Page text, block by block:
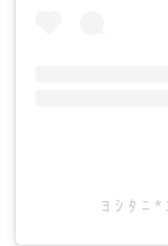
ﾖ ｼ ﾀ ﾆ